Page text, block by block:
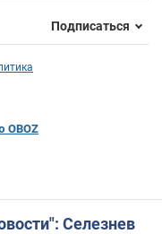
Подписаться
OBOZ
Селезнев